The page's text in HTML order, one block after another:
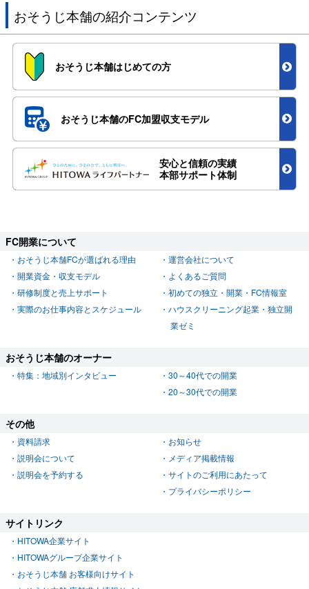
おそうじ本舗の紹介コンテンツ
おそうじ本舗はじめての方
おそうじ本舗のFC加盟収支モデル
安心と信頼の実績
本部サポート体制
FC開業について
おそうじ本舗FCが選ばれる理由
開業資金・収支モデル
研修制度と売上サポート
実際のお仕事内容とスケジュール
運営会社について
よくあるご質問
初めての独立・開業・FC情報室
ハウスクリーニング起業・独立開
業ゼミ
おそうじ本舗のオーナー
特集：地域別インタビュー
30～40代での開業
20～30代での開業
その他
資料請求
説明会について
説明会を予約する
お知らせ
メディア掲載情報
サイトのご利用にあたって
プライバシーポリシー
サイトリンク
HITOWA企業サイト
HITOWAグループ企業サイト
おそうじ本舗 お客様向けサイト